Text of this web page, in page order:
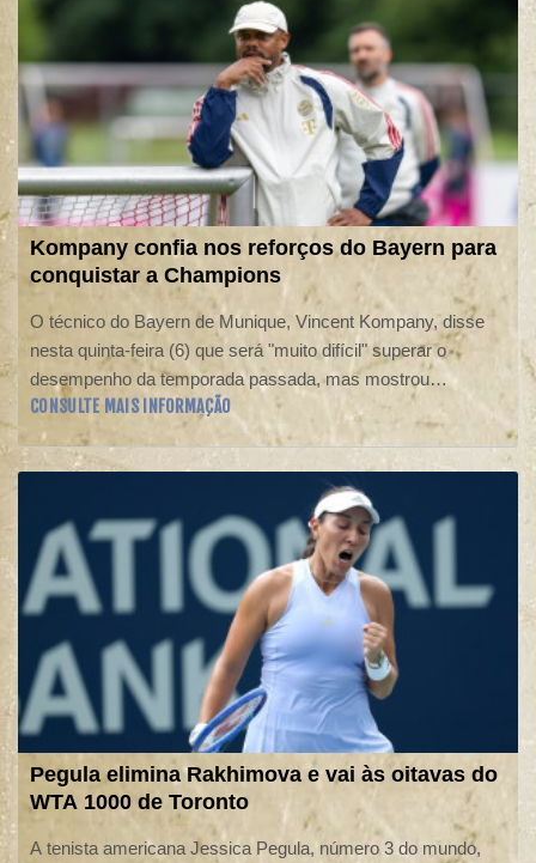
Kompany confia nos reforços do Bayern para
conquistar a Champions
O técnico do Bayern de Munique, Vincent Kompany, disse
nesta quinta-feira (6) que será "muito difícil" superar o
desempenho da temporada passada, mas mostrou
confiança com a chegada dos novos reforços para levar a
equipe ao seu primeiro título da Liga dos Campeões desde
2020.
CONSULTE MAIS INFORMAÇÃO
Pegula elimina Rakhimova e vai às oitavas do
WTA 1000 de Toronto
A tenista americana Jessica Pegula, número 3 do mundo,